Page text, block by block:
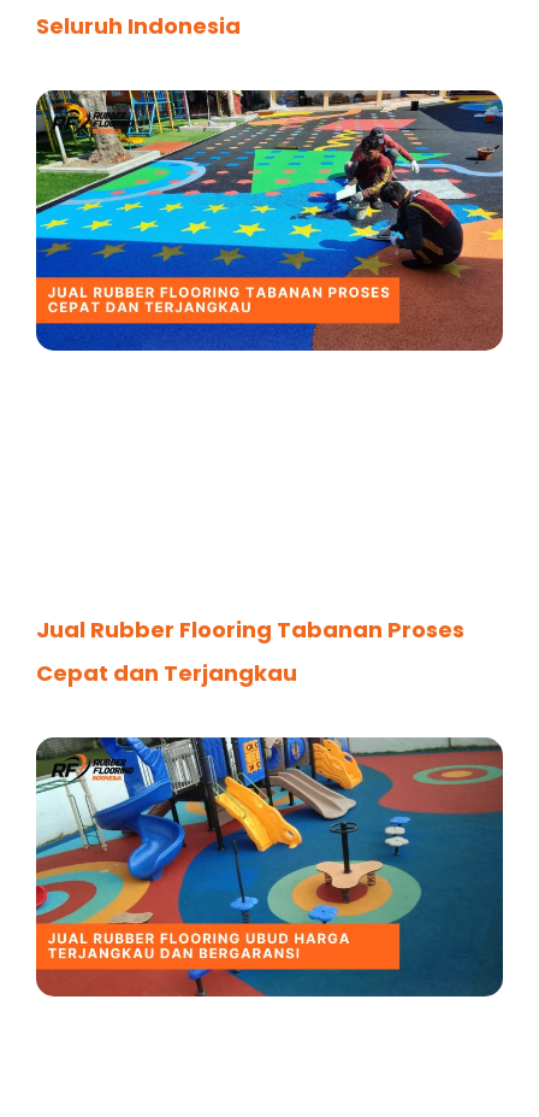
Seluruh Indonesia
Jual Rubber Flooring Tabanan Proses
Cepat dan Terjangkau